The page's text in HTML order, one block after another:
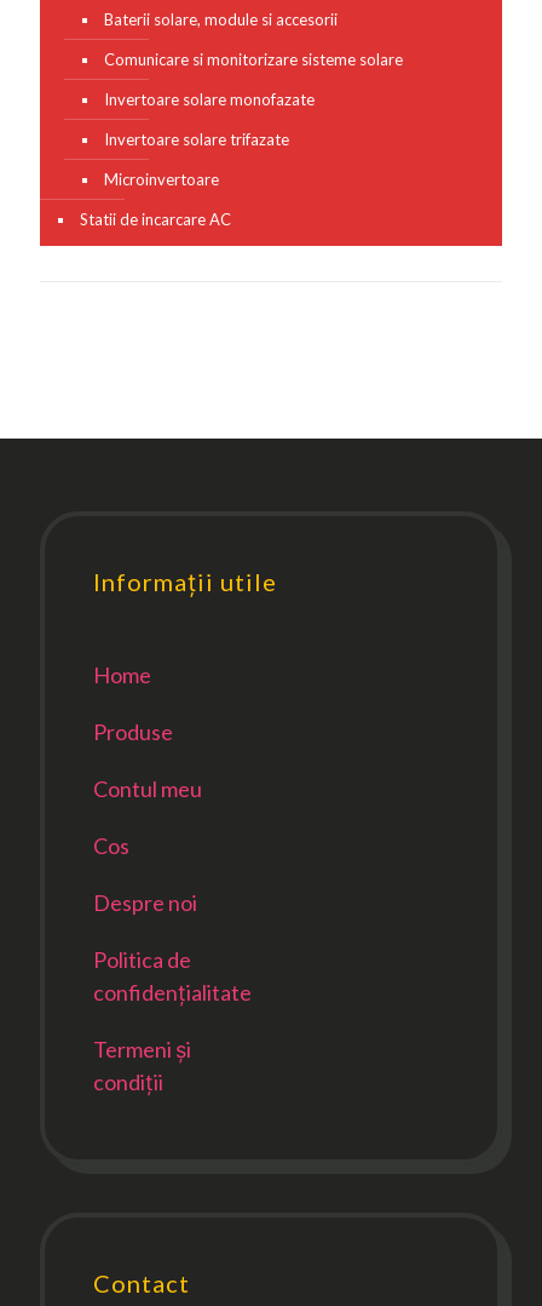
Baterii solare, module si accesorii
Comunicare si monitorizare sisteme solare
Invertoare solare monofazate
Invertoare solare trifazate
Microinvertoare
Statii de incarcare AC
Informații utile
Home
Produse
Contul meu
Cos
Despre noi
Politica de
confidențialitate
Termeni și
condiții
Contact